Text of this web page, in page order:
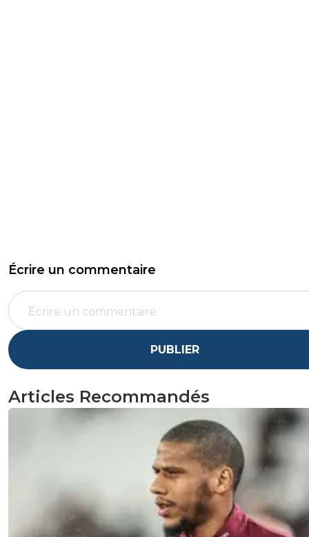
Écrire un commentaire
PUBLIER
Articles Recommandés